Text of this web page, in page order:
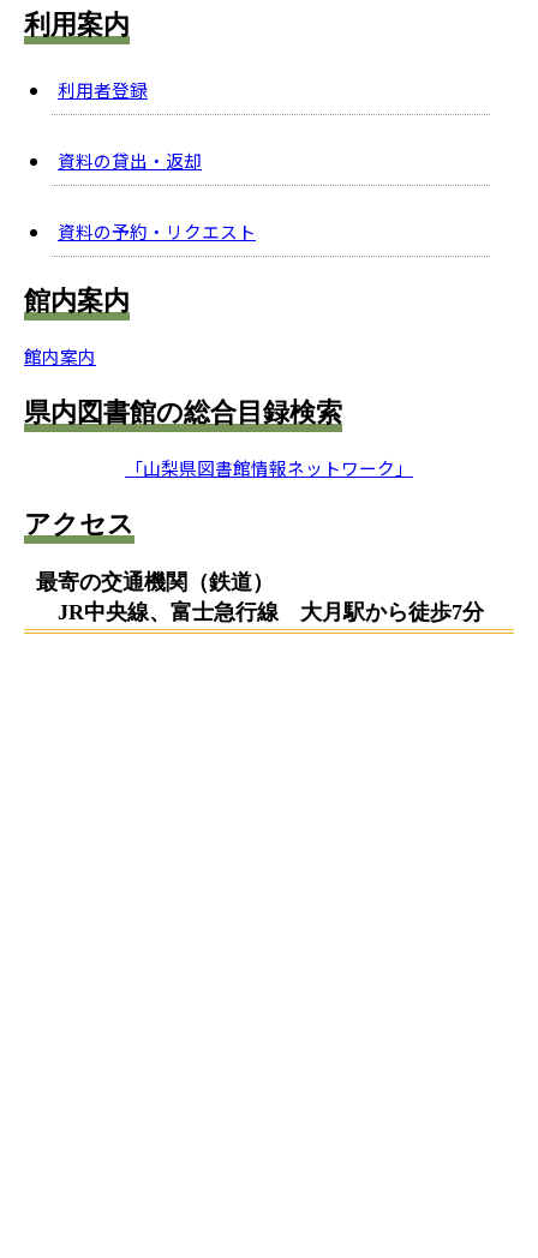
利用案内
利用者登録
資料の貸出・返却
資料の予約・リクエスト
館内案内
館内案内
県内図書館の総合目録検索
「山梨県図書館情報ネットワーク」
アクセス
最寄の交通機関（鉄道）
JR中央線、富士急行線 大月駅から徒歩7分